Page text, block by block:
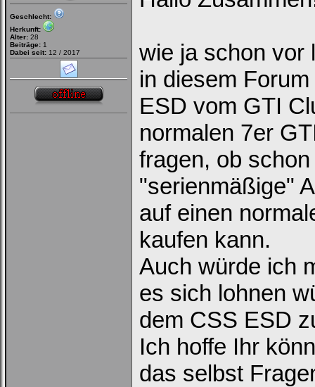
Geschlecht:
Herkunft:
Alter: 28
Beiträge: 1
Dabei seit: 12 / 2017
wie ja schon vor
in diesem
ESD vom GTI
normalen 7er
fragen, ob
"serienmäßige"
auf einen
kaufen kann.
Auch würde ich
es sich lohnen
dem CSS ESD
Ich hoffe Ihr
das selbst